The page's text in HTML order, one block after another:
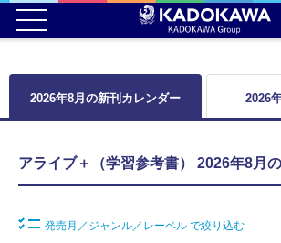
2026年8月の新刊カレンダー 2026
アライブ＋（学習参考書） 2026年8月
発売月／ジャンル／レーベル で絞り込む